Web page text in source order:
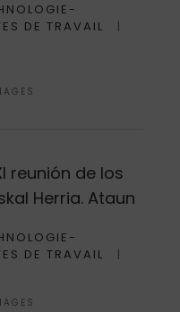
DE TRAVAIL
reunión de los
Herria. Ataun
DE TRAVAIL